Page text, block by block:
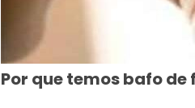
Por que temos bafo de